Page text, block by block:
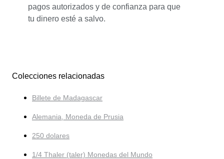
pagos autorizados y de confianza para que
tu dinero esté a salvo.
Colecciones relacionadas
Billete de Madagascar
Alemania, Moneda de Prusia
250 dolares
1/4 Thaler (taler) Monedas del Mundo